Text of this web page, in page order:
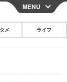
CLOSE
MENU
メ ライフ